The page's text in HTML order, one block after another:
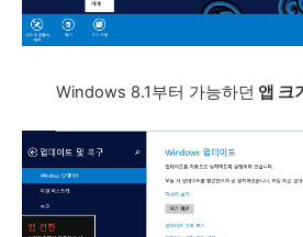
Windows 8.1부터 가능하던 앱 크